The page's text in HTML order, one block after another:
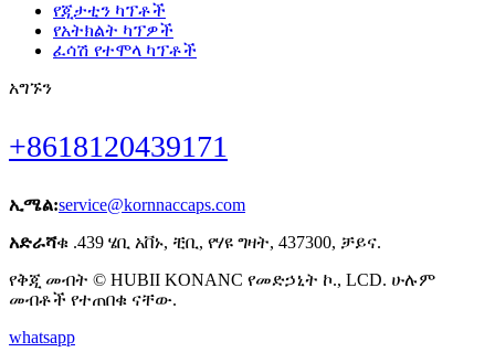
የጂታቲን ካፕቶች
የአትክልት ካፕዎች
ፈሳሽ የተሞላ ካፕቶች
አግኙን
+8618120439171
ኢሜል:service@kornnaccaps.com
አድራሻቁ .439 ሄቢ አቨኑ, ቺቢ, የሃዩ ግዛት, 437300, ቻይና.
የቅጂ መብት © HUBII KONANC የመድኃኒት ኮ., LCD. ሁሉም
መብቶች የተጠበቁ ናቸው.
whatsapp